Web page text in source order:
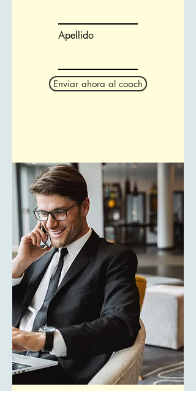
Apellido
Enviar ahora al coach